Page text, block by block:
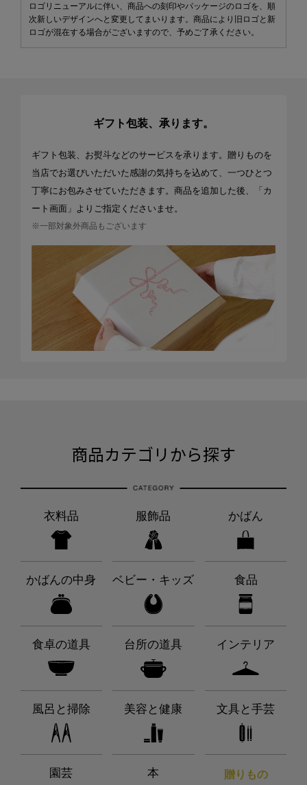
ロゴリニューアルに伴い、商品への刻印やパッケージのロゴを、順
次新しいデザインへと変更してまいります。商品により旧ロゴと新
ロゴが混在する場合がございますので、予めご了承ください。
ギフト包装、承ります。
ギフト包装、お熨斗などのサービスを承ります。贈りものを
当店でお選びいただいた感謝の気持ちを込めて、一つひとつ
丁寧にお包みさせていただきます。商品を追加した後、「カ
ート画面」よりご指定くださいませ。
※一部対象外商品もございます
商品カテゴリから探す
衣料品 服飾品 かばん
かばんの中身 ベビー・キッズ 食品
食卓の道具 台所の道具 インテリア
風呂と掃除 美容と健康 文具と手芸
園芸 本 贈りもの